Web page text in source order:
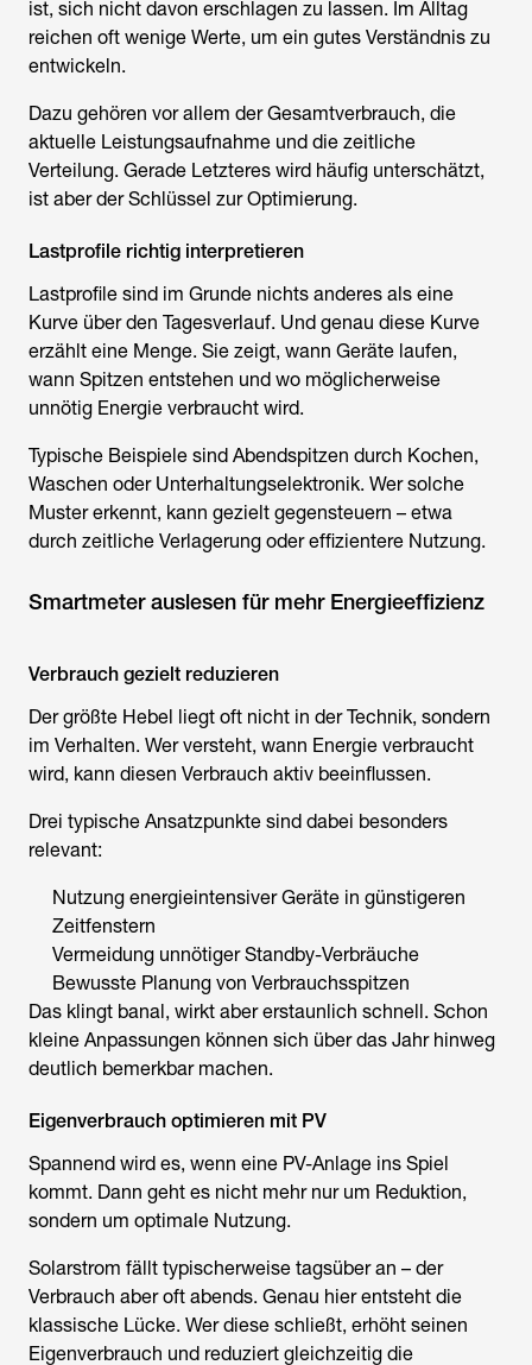
ist, sich nicht davon erschlagen zu lassen. Im Alltag
reichen oft wenige Werte, um ein gutes Verständnis zu
entwickeln.
Dazu gehören vor allem der Gesamtverbrauch, die
aktuelle Leistungsaufnahme und die zeitliche
Verteilung. Gerade Letzteres wird häufig unterschätzt,
ist aber der Schlüssel zur Optimierung.
Lastprofile richtig interpretieren
Lastprofile sind im Grunde nichts anderes als eine
Kurve über den Tagesverlauf. Und genau diese Kurve
erzählt eine Menge. Sie zeigt, wann Geräte laufen,
wann Spitzen entstehen und wo möglicherweise
unnötig Energie verbraucht wird.
Typische Beispiele sind Abendspitzen durch Kochen,
Waschen oder Unterhaltungselektronik. Wer solche
Muster erkennt, kann gezielt gegensteuern – etwa
durch zeitliche Verlagerung oder effizientere Nutzung.
Smartmeter auslesen für mehr Energieeffizienz
Verbrauch gezielt reduzieren
Der größte Hebel liegt oft nicht in der Technik, sondern
im Verhalten. Wer versteht, wann Energie verbraucht
wird, kann diesen Verbrauch aktiv beeinflussen.
Drei typische Ansatzpunkte sind dabei besonders
relevant:
Nutzung energieintensiver Geräte in günstigeren
Zeitfenstern
Vermeidung unnötiger Standby-Verbräuche
Bewusste Planung von Verbrauchsspitzen
Das klingt banal, wirkt aber erstaunlich schnell. Schon
kleine Anpassungen können sich über das Jahr hinweg
deutlich bemerkbar machen.
Eigenverbrauch optimieren mit PV
Spannend wird es, wenn eine PV-Anlage ins Spiel
kommt. Dann geht es nicht mehr nur um Reduktion,
sondern um optimale Nutzung.
Solarstrom fällt typischerweise tagsüber an – der
Verbrauch aber oft abends. Genau hier entsteht die
klassische Lücke. Wer diese schließt, erhöht seinen
Eigenverbrauch und reduziert gleichzeitig die